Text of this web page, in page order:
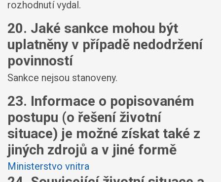
rozhodnutí vydal.
20. Jaké sankce mohou být
uplatněny v případě nedodržení
povinností
Sankce nejsou stanoveny.
23. Informace o popisovaném
postupu (o řešení životní
situace) je možné získat také z
jiných zdrojů a v jiné formě
Ministerstvo vnitra